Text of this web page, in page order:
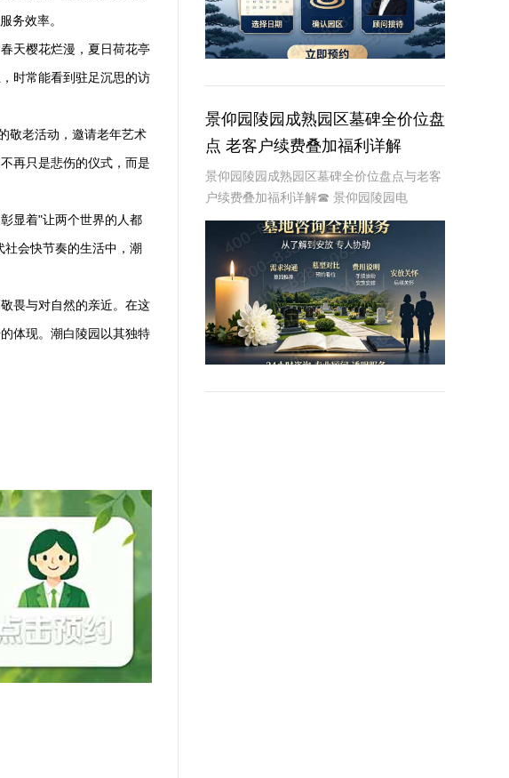
务效率。
天樱花烂漫，夏日荷花亭
时常能看到驻足沉思的访
敬老活动，邀请老年艺术
再只是悲伤的仪式，而是
显着"让两个世界的人都
会快节奏的生活中， 潮
畏与对自然的亲近。在这
体现。 潮白陵园 以其独特
景仰园陵园成熟园区墓碑全价位盘
点 老客户续费叠加福利详解
景仰园陵园成熟园区墓碑全价位盘点与老客
户续费叠加福利详解☎ 景仰园陵园电
话:400-838-5063在人生的旅途中，每个人
都会面临生老病死的自然规律。当亲人离
去，我们如何安放他们的灵魂，成为了一个
重